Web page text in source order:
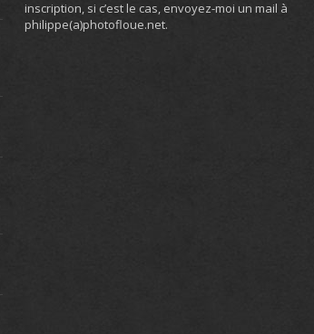
inscription, si c’est le cas, envoyez-moi un mail à
philippe(a)photofloue.net.